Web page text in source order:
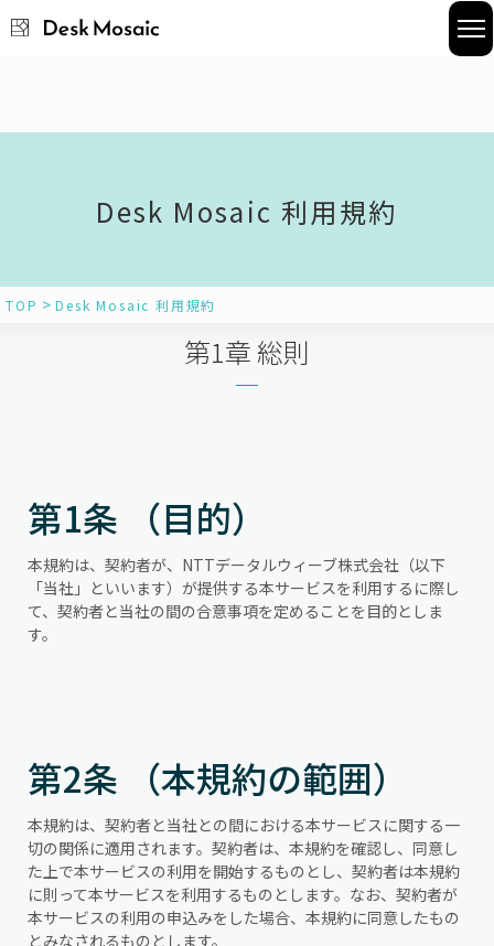
お役立ち資料Desk Mosaic 利用規約
TOP > Desk Mosaic 利用規約
第1章 総則
第1条 （目的）
本規約は、契約者が、NTTデータルウィーブ株式会社（以下
「当社」といいます）が提供する本サービスを利用するに際し
て、契約者と当社の間の合意事項を定めることを目的としま
す。
第2条 （本規約の範囲）
本規約は、契約者と当社との間における本サービスに関する一
切の関係に適用されます。契約者は、本規約を確認し、同意し
た上で本サービスの利用を開始するものとし、契約者は本規約
に則って本サービスを利用するものとします。なお、契約者が
本サービスの利用の申込みをした場合、本規約に同意したもの
とみなされるものとします。